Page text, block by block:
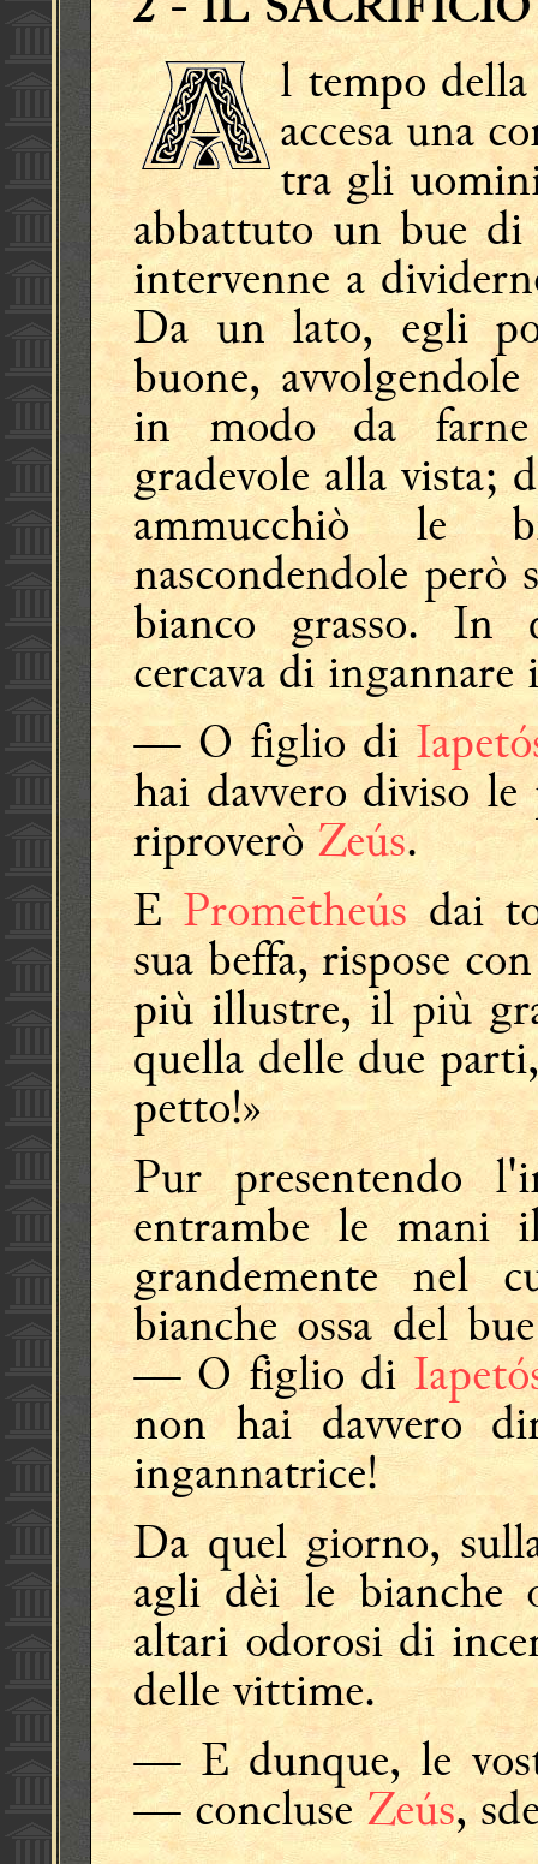
2- IL
l tempo
accesa una
tra gli
abbattuto un bue
intervenne a
Da un lato, egli
buone,
in modo da
gradevole alla vista;
ammucchiò le
nascondendole
bianco grasso. In
cercava di
— O figlio di
hai davvero diviso
riproveròZeús.
EPromētheúsdai
sua beffa, rispose
più illustre, il più
quella delle due
petto!»
Pur presentendo
entrambe le mani
grandemente nel
bianche ossa del
— O figlio di
non hai davvero
ingannatrice!
Da quel giorno,
agli dèi le bianche
altari odorosi di
delle vittime.
— E dunque, le
— concluseZeús,